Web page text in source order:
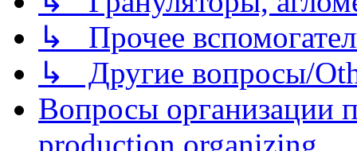
↳ Прочее
↳ Другие вопросы/
Вопросы организации